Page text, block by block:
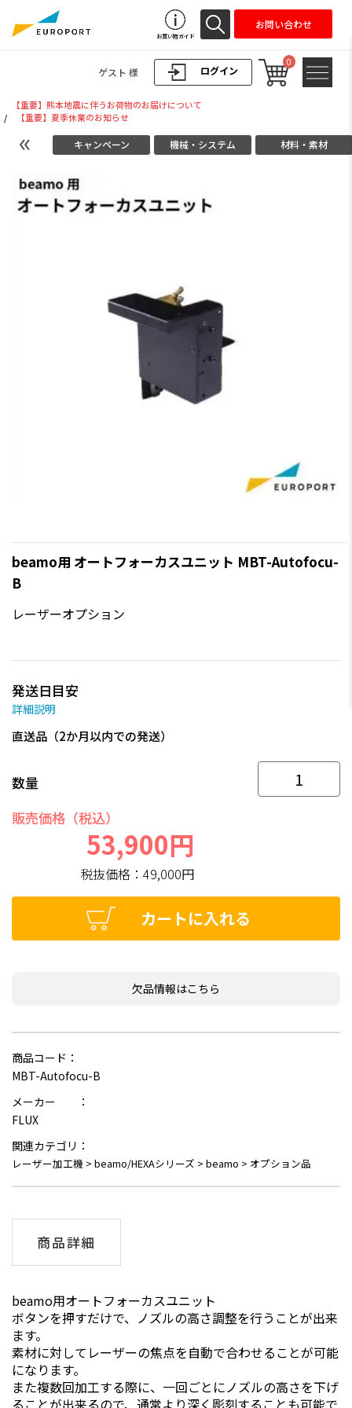
ログイン
ゲスト 様
0
お買い物ガイド
お問い合わせ
【重要】熊本地震に伴うお荷物のお届けについて
/
【重要】夏季休業のお知らせ
キャンペーン 機械・システム 材料・素材
beamo用 オートフォーカスユニット MBT-Autofocu-
B
レーザーオプション
発送日目安
詳細説明
直送品（2か月以内での発送）
数量
販売価格（税込）
53,900円
税抜価格：49,000円
カートに入れる
欠品情報はこちら
商品コード：
MBT-Autofocu-B
メーカー ：
FLUX
関連カテゴリ：
レーザー加工機 > beamo/HEXAシリーズ > beamo > オプション品
商品詳細
beamo用オートフォーカスユニット
ボタンを押すだけで、ノズルの高さ調整を行うことが出来
ます。
素材に対してレーザーの焦点を自動で合わせることが可能
になります。
また複数回加工する際に、一回ごとにノズルの高さを下げ
ることが出来るので、通常より深く彫刻することも可能で